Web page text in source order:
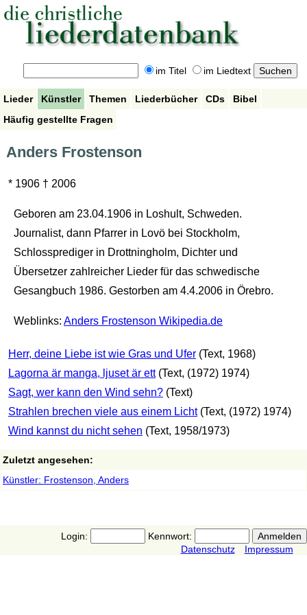
im Titel im Liedtext
Lieder Künstler Themen Liederbücher CDs
Bibel
Häufig gestellte Fragen
Anders Frostenson
* 1906 † 2006
Geboren am 23.04.1906 in Loshult, Schweden.
Journalist, dann Pfarrer in Lovö bei Stockholm,
Schlossprediger in Drottningholm, Dichter und
Übersetzer zahlreicher Lieder für das schwedische
Gesangbuch 1986. Gestorben am 4.4.2006 in Örebro.
Weblinks: Anders Frostenson Wikipedia.de
Herr, deine Liebe ist wie Gras und Ufer (Text, 1968)
Lagorna är manga, ljuset är ett (Text, (1972) 1974)
Sagt, wer kann den Wind sehn? (Text)
Strahlen brechen viele aus einem Licht (Text, (1972) 1974)
Wind kannst du nicht sehen (Text, 1958/1973)
Zuletzt angesehen:
Künstler: Frostenson, Anders
Login:
Kennwort:
Datenschutz
Impressum